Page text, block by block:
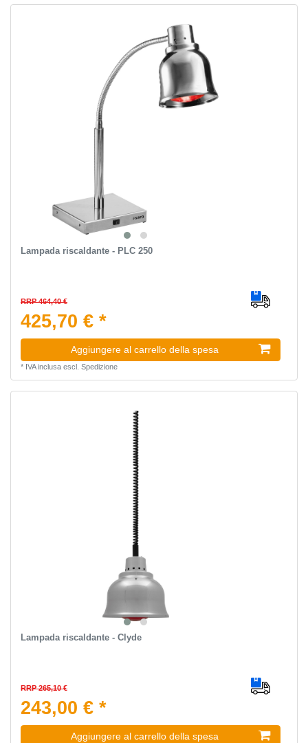
Lampada riscaldante - PLC 250
RRP 464,40 €
425,70 € *
Aggiungere al carrello della spesa
* IVA inclusaescl. Spedizione
Lampada riscaldante - Clyde
RRP 265,10 €
243,00 € *
Aggiungere al carrello della spesa